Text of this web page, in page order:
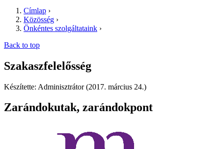
Címlap ›
Közösség ›
Önkéntes szolgáltataink ›
Back to top
Szakaszfelelősség
Készítette: Adminisztrátor (2017. március 24.)
Zarándokutak, zarándokpont